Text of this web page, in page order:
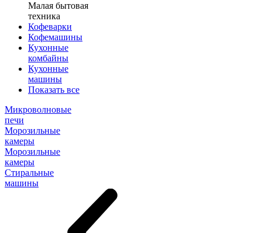
Малая бытовая
техника
Кофеварки
Кофемашины
Кухонные
комбайны
Кухонные
машины
Показать все
Микроволновые
печи
Морозильные
камеры
Морозильные
камеры
Стиральные
машины